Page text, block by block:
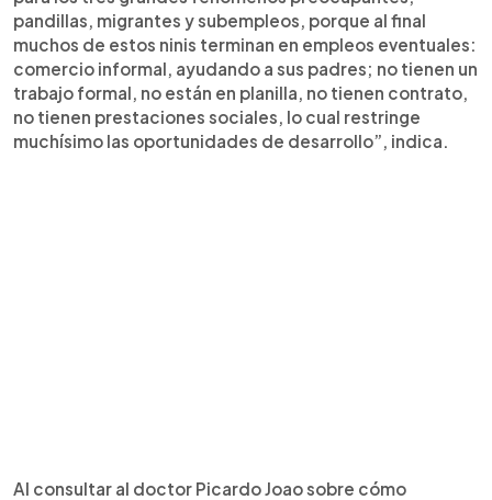
pandillas, migrantes y subempleos, porque al final
muchos de estos ninis terminan en empleos eventuales:
comercio informal, ayudando a sus padres; no tienen un
trabajo formal, no están en planilla, no tienen contrato,
no tienen prestaciones sociales, lo cual restringe
muchísimo las oportunidades de desarrollo”, indica.
Al consultar al doctor Picardo Joao sobre cómo